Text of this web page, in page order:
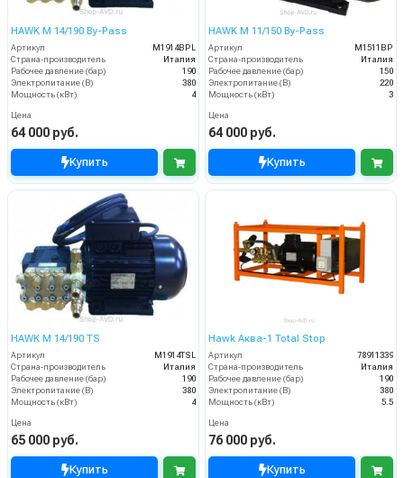
HAWK M 14/190 By-Pass
Артикул
M1914BPL
Страна-производитель
Италия
Рабочее давление (бар)
190
Электропитание (В)
380
Мощность (кВт)
4
Цена
64 000 руб.
Купить
HAWK M 11/150 By-Pass
Артикул
M1511BP
Страна-производитель
Италия
Рабочее давление (бар)
150
Электропитание (В)
220
Мощность (кВт)
3
Цена
64 000 руб.
Купить
HAWK M 14/190 TS
Артикул
M1914TSL
Страна-производитель
Италия
Рабочее давление (бар)
190
Электропитание (В)
380
Мощность (кВт)
4
Цена
65 000 руб.
Купить
Hawk Аква-1 Total Stop
Артикул
78911339
Страна-производитель
Италия
Рабочее давление (бар)
190
Электропитание (В)
380
Мощность (кВт)
5.5
Цена
76 000 руб.
Купить